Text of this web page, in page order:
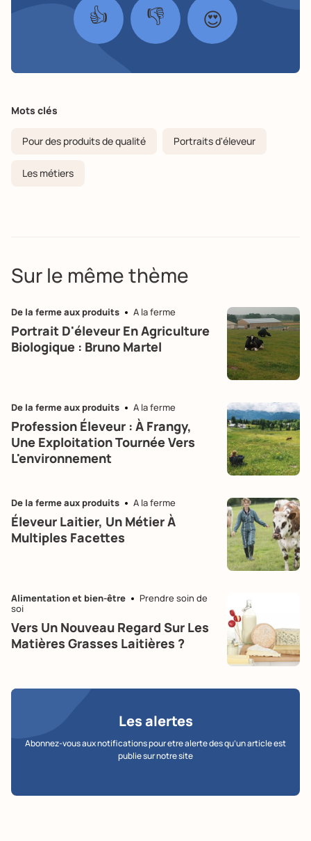
👍 👎 😍
Mots clés
Pour des produits de qualité Portraits d'éleveur
Les métiers
Sur le même thème
De la ferme aux produits A la ferme
Portrait D'éleveur En Agriculture
Biologique : Bruno Martel
De la ferme aux produits A la ferme
Profession Éleveur : À Frangy,
Une Exploitation Tournée Vers
L'environnement
De la ferme aux produits A la ferme
Éleveur Laitier, Un Métier À
Multiples Facettes
Alimentation et bien-être
Prendre soin de
soi
Vers Un Nouveau Regard Sur Les
Matières Grasses Laitières ?
Les alertes
Abonnez-vous aux notifications pour etre alerte des qu’un article est
publie sur notre site